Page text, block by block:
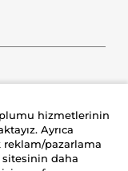
hizmetlerinin
Ayrıca
pazarlama
daha